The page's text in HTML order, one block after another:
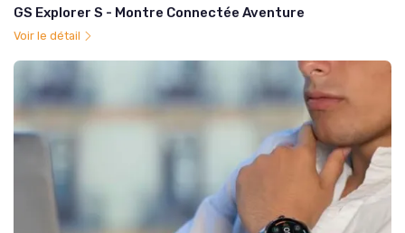
GS Explorer S - Montre Connectée Aventure
Voir le détail